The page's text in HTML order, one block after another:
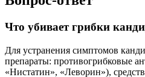
Что убивает грибки
Для устранения симптомов
препараты: противогрибковые
«Нистатин», «Леворин»),